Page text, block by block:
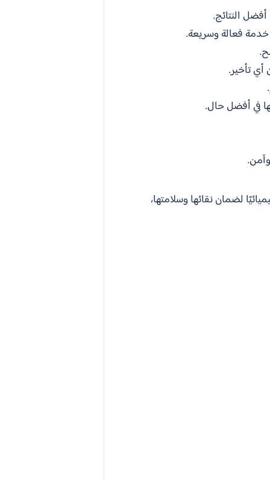
النتائج.
فعالة وسريعة.
أي تأخير.
في أفضل حال.
لضمان نقائها وسلامتها،